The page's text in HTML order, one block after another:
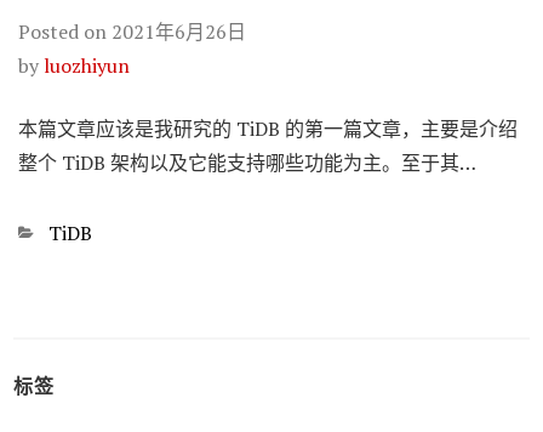
Posted on 2021年6月26日
byluozhiyun
本篇文章应该是我研究的 TiDB 的第一篇文章，主要是介绍
整个 TiDB 架构以及它能支持哪些功能为主。至于其…
Categories
TiDB
标签